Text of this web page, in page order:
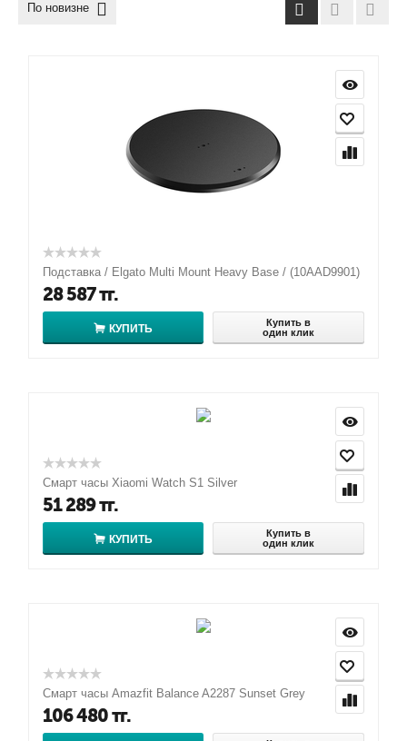
По новизне
Подставка / Elgato Multi Mount Heavy Base / (10AAD9901)
28 587тг.
КУПИТЬ
Купить в
один клик
Смарт часы Xiaomi Watch S1 Silver
51 289тг.
КУПИТЬ
Купить в
один клик
Смарт часы Amazfit Balance A2287 Sunset Grey
106 480тг.